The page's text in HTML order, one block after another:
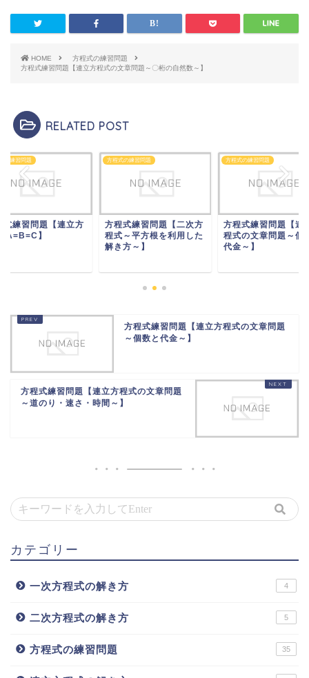
HOME
方程式の練習問題
方程式練習問題【連立方程式の文章問題～〇桁の自然数～】
RELATED POST
の練習問題
式練習問題【連立方
A=B=C】
方程式の練習問題
方程式練習問題【二次方
程式～平方根を利用した
解き方～】
方程式の練習問題
方程式練習問題【連
程式の文章問題～個
代金～】
方程式練習問題【連立方程式の文章問題
～個数と代金～】
方程式練習問題【連立方程式の文章問題
～道のり・速さ・時間～】
カテゴリー
一次方程式の解き方 4
二次方程式の解き方 5
方程式の練習問題 35